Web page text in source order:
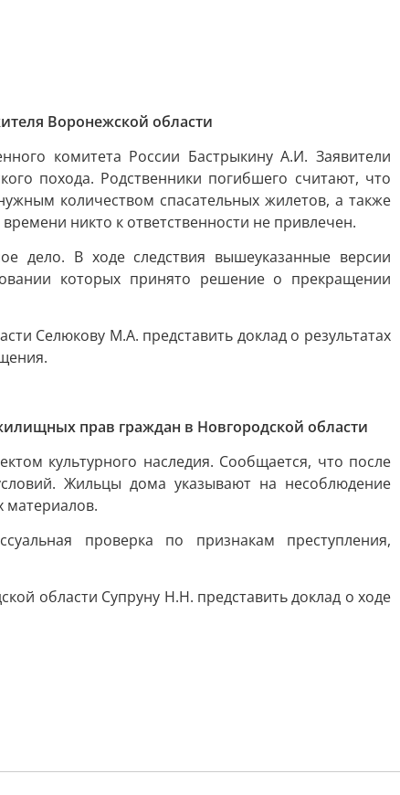
Воронежской области
комитета России Бастрыкину А.И. Заявители
похода. Родственники погибшего считают, что
количеством спасательных жилетов, а также
никто к ответственности не привлечен.
дело. В ходе следствия вышеуказанные версии
которых принято решение о прекращении
Селюкову М.А. представить доклад о результатах
прав граждан в Новгородской области
культурного наследия. Сообщается, что после
Жильцы дома указывают на несоблюдение
материалов.
проверка по признакам преступления,
области Супруну Н.Н. представить доклад о ходе